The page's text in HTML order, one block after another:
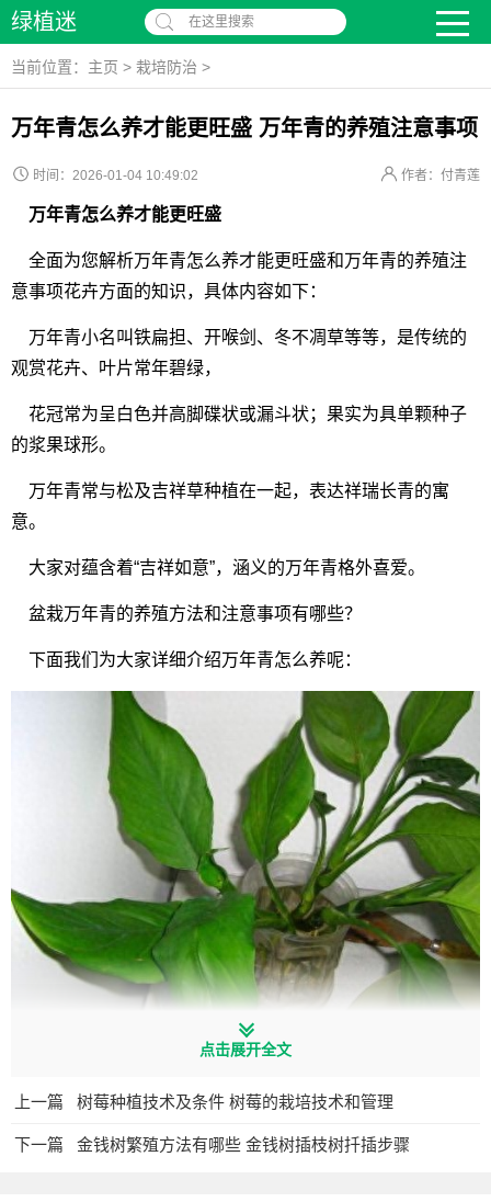
绿植迷 在这里搜索
当前位置： 主页 > 栽培防治 >
万年青怎么养才能更旺盛 万年青的养殖注意事项
时间：2026-01-04 10:49:02 作者：付青莲
万年青怎么养才能更旺盛
全面为您解析万年青怎么养才能更旺盛和万年青的养殖注
意事项花卉方面的知识，具体内容如下：
万年青小名叫铁扁担、开喉剑、冬不凋草等等，是传统的
观赏花卉、叶片常年碧绿，
花冠常为呈白色并高脚碟状或漏斗状；果实为具单颗种子
的浆果球形。
万年青常与松及吉祥草种植在一起，表达祥瑞长青的寓
意。
大家对蕴含着“吉祥如意”，涵义的万年青格外喜爱。
盆栽万年青的养殖方法和注意事项有哪些？
下面我们为大家详细介绍万年青怎么养呢：
菜园土2份、炉碴灰2份和腐熟的厩肥2份配成。
点击展开全文
上一篇 树莓种植技术及条件 树莓的栽培技术和管理
下一篇 金钱树繁殖方法有哪些 金钱树插枝树扦插步骤